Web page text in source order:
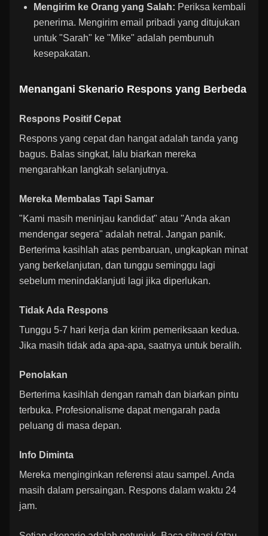
Mengirim ke Orang yang Salah: Periksa kembali
penerima. Mengirim email pribadi yang ditujukan
untuk "Sarah" ke "Mike" adalah pembunuh
kesepakatan.
Menangani Skenario Respons yang Berbeda
Respons Positif Cepat
Respons yang cepat dan hangat adalah tanda yang
bagus. Balas singkat, lalu biarkan mereka
mengarahkan langkah selanjutnya.
Mereka Membalas Tapi Samar
"Kami masih meninjau kandidat" atau "Anda akan
mendengar segera" adalah netral. Jangan panik.
Berterima kasihlah atas pembaruan, ungkapkan minat
yang berkelanjutan, dan tunggu seminggu lagi
sebelum menindaklanjuti lagi jika diperlukan.
Tidak Ada Respons
Tunggu 5-7 hari kerja dan kirim pemeriksaan kedua.
Jika masih tidak ada apa-apa, saatnya untuk beralih.
Penolakan
Berterima kasihlah dengan ramah dan biarkan pintu
terbuka. Profesionalisme dapat mengarah pada
peluang di masa depan.
Info Diminta
Mereka menginginkan referensi atau sampel. Anda
masih dalam persaingan. Respons dalam waktu 24
jam.